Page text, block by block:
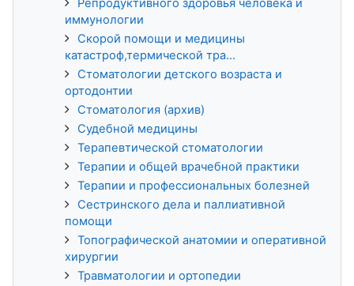
Репродуктивного здоровья человека и
иммунологии
Скорой помощи и медицины
катастроф,термической тра...
Стоматологии детского возраста и
ортодонтии
Стоматология (архив)
Судебной медицины
Терапевтической стоматологии
Терапии и общей врачебной практики
Терапии и профессиональных болезней
Сестринского дела и паллиативной
помощи
Топографической анатомии и оперативной
хирургии
Травматологии и ортопедии